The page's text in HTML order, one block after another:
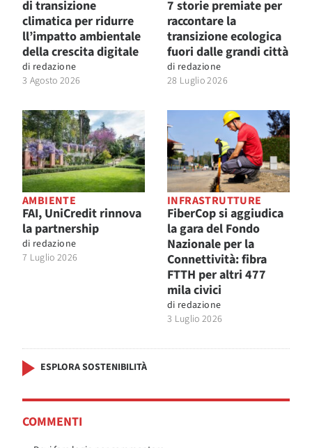
di transizione
climatica per ridurre
ll’impatto ambientale
della crescita digitale
di redazione
3 Agosto 2026
7 storie premiate per
raccontare la
transizione ecologica
fuori dalle grandi città
di redazione
28 Luglio 2026
AMBIENTE
FAI, UniCredit rinnova
la partnership
di redazione
7 Luglio 2026
INFRASTRUTTURE
FiberCop si aggiudica
la gara del Fondo
Nazionale per la
Connettività: fibra
FTTH per altri 477
mila civici
di redazione
3 Luglio 2026
ESPLORA SOSTENIBILITÀ
COMMENTI